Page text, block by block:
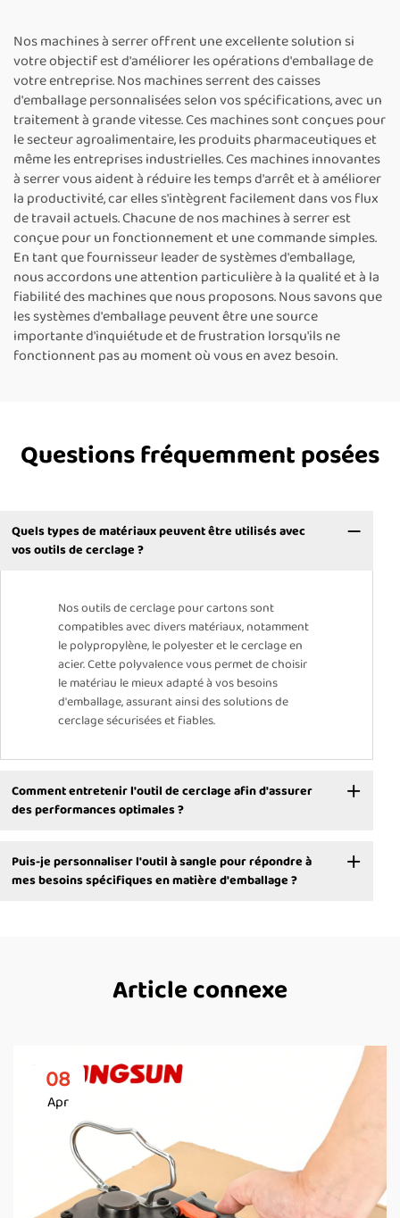
caisses, fournisseurs de
machines de cerclage
aux rouleaux de papier
Nos machines à serrer offrent une excellente solution si
votre objectif est d'améliorer les opérations d'emballage de
votre entreprise. Nos machines serrent des caisses
d'emballage personnalisées selon vos spécifications, avec un
traitement à grande vitesse. Ces machines sont conçues pour
le secteur agroalimentaire, les produits pharmaceutiques et
même les entreprises industrielles. Ces machines innovantes
à serrer vous aident à réduire les temps d'arrêt et à améliorer
la productivité, car elles s'intègrent facilement dans vos flux
de travail actuels. Chacune de nos machines à serrer est
conçue pour un fonctionnement et une commande simples.
En tant que fournisseur leader de systèmes d'emballage,
nous accordons une attention particulière à la qualité et à la
fiabilité des machines que nous proposons. Nous savons que
les systèmes d'emballage peuvent être une source
importante d'inquiétude et de frustration lorsqu'ils ne
fonctionnent pas au moment où vous en avez besoin.
Questions fréquemment posées
Quels types de matériaux peuvent être utilisés avec
vos outils de cerclage ?
Nos outils de cerclage pour cartons sont
compatibles avec divers matériaux, notamment
le polypropylène, le polyester et le cerclage en
acier. Cette polyvalence vous permet de choisir
le matériau le mieux adapté à vos besoins
d'emballage, assurant ainsi des solutions de
cerclage sécurisées et fiables.
Comment entretenir l'outil de cerclage afin d'assurer
des performances optimales ?
Puis-je personnaliser l'outil à sangle pour répondre à
mes besoins spécifiques en matière d'emballage ?
Article connexe
08
Apr